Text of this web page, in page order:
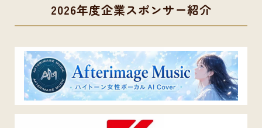
2026年度企業スポンサー紹介